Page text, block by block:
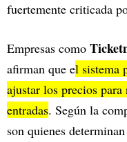
fuertemente criticada
Empresas como
afirman que el sistema
ajustar los precios
entradas. Según la
son quienes